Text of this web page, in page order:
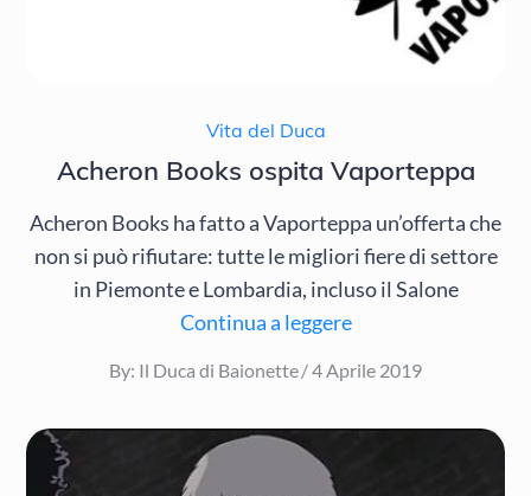
Vita del Duca
Acheron Books ospita Vaporteppa
Acheron Books ha fatto a Vaporteppa un’offerta che
non si può rifiutare: tutte le migliori fiere di settore
in Piemonte e Lombardia, incluso il Salone
Continua a leggere
By: Il Duca di Baionette Posted
4 Aprile 2019